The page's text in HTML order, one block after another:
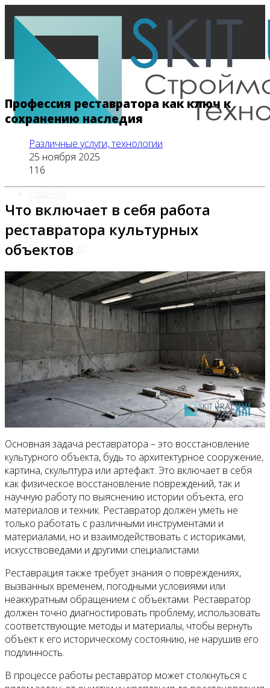
Все новости
Видео
Профессия реставратора как ключ к
сохранению наследия
Различные услуги, технологии
25 ноября 2025
116
Что включает в себя работа
реставратора культурных
объектов
Основная задача реставратора – это восстановление
культурного объекта, будь то архитектурное сооружение,
картина, скульптура или артефакт. Это включает в себя
как физическое восстановление повреждений, так и
научную работу по выяснению истории объекта, его
материалов и техник. Реставратор должен уметь не
только работать с различными инструментами и
материалами, но и взаимодействовать с историками,
искусствоведами и другими специалистами.
Реставрация также требует знания о повреждениях,
вызванных временем, погодными условиями или
неаккуратным обращением с объектами. Реставратор
должен точно диагностировать проблему, использовать
соответствующие методы и материалы, чтобы вернуть
объект к его историческому состоянию, не нарушив его
подлинность.
В процессе работы реставратор может столкнуться с